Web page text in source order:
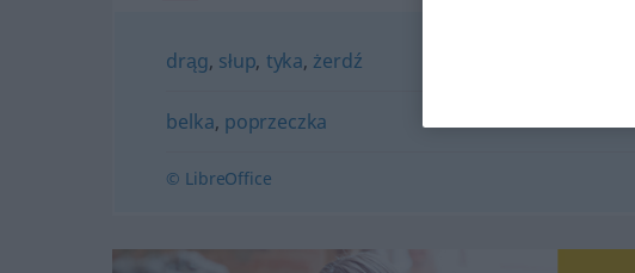
drąg, słup, tyka, żerdź
belka, poprzeczka
© LibreOffice